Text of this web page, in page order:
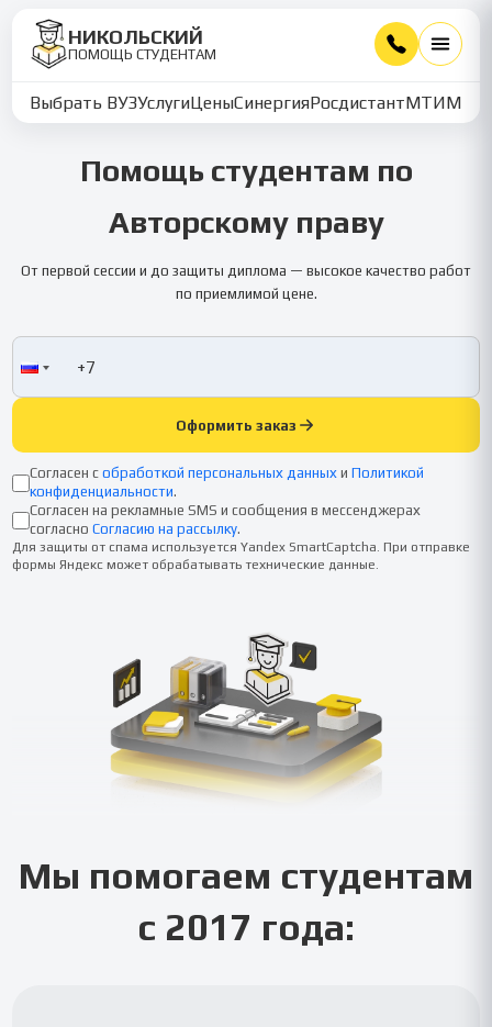
НИКОЛЬСКИЙ
ПОМОЩЬ СТУДЕНТАМ
Выбрать ВУЗУслугиЦеныСинергияРосдистантМТИММУ
Помощь студентам по
Авторскому праву
От первой сессии и до защиты диплома — высокое качество работ
по приемлимой цене.
Оформить заказ
Согласен с обработкой персональных данных и Политикой
конфиденциальности.
Согласен на рекламные SMS и сообщения в мессенджерах
согласно Согласию на рассылку.
Для защиты от спама используется Yandex SmartCaptcha. При отправке
формы Яндекс может обрабатывать технические данные.
Мы помогаем студентам
с 2017 года: